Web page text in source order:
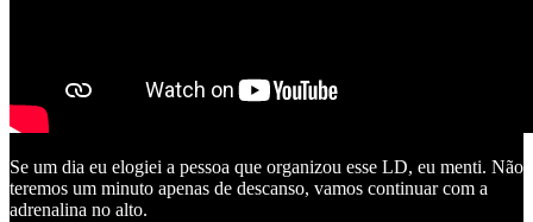
Se um dia eu elogiei a pessoa que organizou esse LD, eu menti. Não
teremos um minuto apenas de descanso, vamos continuar com a
adrenalina no alto.